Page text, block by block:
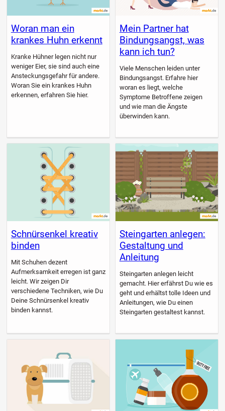
Woran man ein
krankes Huhn erkennt
Kranke Hühner legen nicht nur
weniger Eier, sie sind auch eine
Ansteckungsgefahr für andere.
Woran Sie ein krankes Huhn
erkennen, erfahren Sie hier.
Mein Partner hat
Bindungsangst, was
kann ich tun?
Viele Menschen leiden unter
Bindungsangst. Erfahre hier
woran es liegt, welche
Symptome Betroffene zeigen
und wie man die Ängste
überwinden kann.
Schnürsenkel kreativ
binden
Mit Schuhen dezent
Aufmerksamkeit erregen ist ganz
leicht. Wir zeigen Dir
verschiedene Techniken, wie Du
Deine Schnürsenkel kreativ
binden kannst.
Steingarten anlegen:
Gestaltung und
Anleitung
Steingarten anlegen leicht
gemacht. Hier erfährst Du wie es
geht und erhältst tolle Ideen und
Anleitungen, wie Du einen
Steingarten gestaltest kannst.